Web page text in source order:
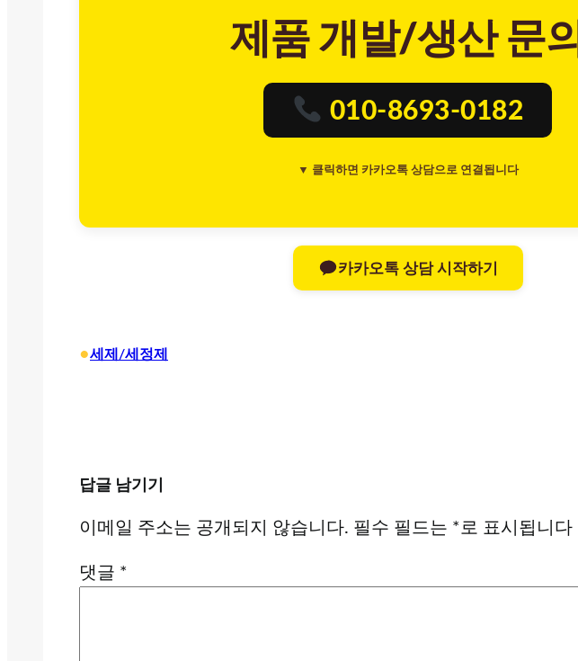
제품 개발/생산 문의
010-8693-0182
▼ 클릭하면 카카오톡 상담으로 연결됩니다
카카오톡 상담 시작하기
•세제/세정제
답글 남기기
이메일 주소는 공개되지 않습니다. 필수 필드는 *로 표시됩니다
댓글 *